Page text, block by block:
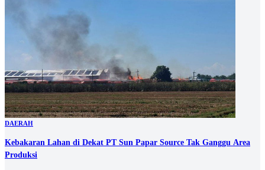
DAERAH
Kebakaran Lahan di Dekat PT Sun Papar Source Tak Ganggu Area
Produksi